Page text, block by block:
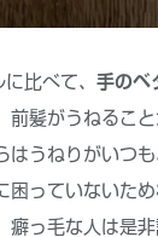
比べて、 手のベ
前髪がうねること
はうねりがいつ
困っていないた
癖っ毛な人は是非